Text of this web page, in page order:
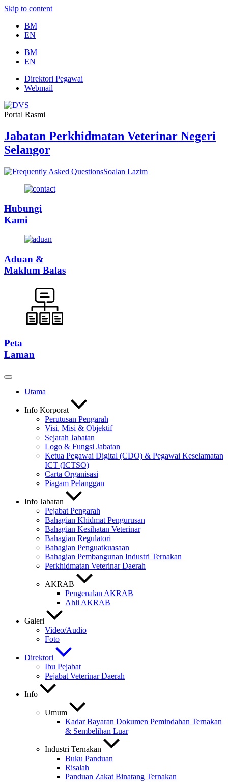
Skip to content
BM
EN
BM
EN
Direktori Pegawai
Webmail
Portal Rasmi
Jabatan Perkhidmatan Veterinar Negeri
Selangor
Soalan Lazim
Hubungi
Kami
Aduan &
Maklum Balas
Peta
Laman
Utama
Info Korporat
Perutusan Pengarah
Visi, Misi & Objektif
Sejarah Jabatan
Logo & Fungsi Jabatan
Ketua Pegawai Digital (CDO) & Pegawai Keselamatan
ICT (ICTSO)
Carta Organisasi
Piagam Pelanggan
Info Jabatan
Pejabat Pengarah
Bahagian Khidmat Pengurusan
Bahagian Kesihatan Veterinar
Bahagian Regulatori
Bahagian Penguatkuasaan
Bahagian Pembangunan Industri Ternakan
Perkhidmatan Veterinar Daerah
AKRAB
Pengenalan AKRAB
Ahli AKRAB
Galeri
Video/Audio
Foto
Direktori
Ibu Pejabat
Pejabat Veterinar Daerah
Info
Umum
Kadar Bayaran Dokumen Pemindahan Ternakan
& Sembelihan Luar
Industri Ternakan
Buku Panduan
Risalah
Panduan Zakat Binatang Ternakan